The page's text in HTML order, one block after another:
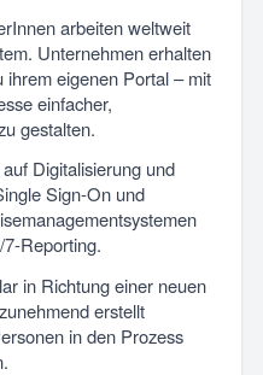
arbeiten weltweit
Unternehmen erhalten
ihrem eigenen Portal – mit
einfacher,
gestalten.
Digitalisierung und
Sign-On und
Reporting.
in Richtung einer neuen
erstellt
in den Prozess